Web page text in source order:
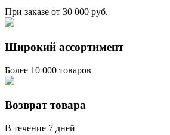
При заказе от 30 000 руб.
Широкий ассортимент
Более 10 000 товаров
Возврат товара
В течение 7 дней